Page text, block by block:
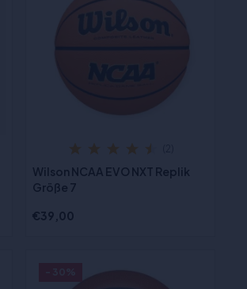
Wilson NCAA EVO NXT Replik
Größe 7
€39,00